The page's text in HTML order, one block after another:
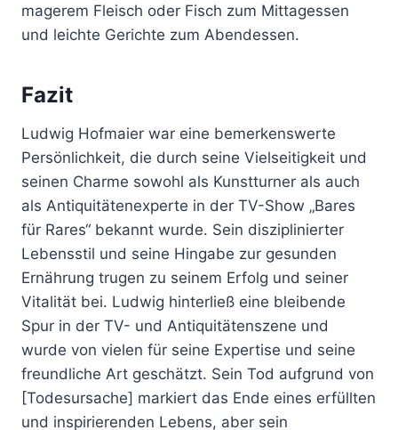
magerem Fleisch oder Fisch zum Mittagessen
und leichte Gerichte zum Abendessen.
Fazit
Ludwig Hofmaier war eine bemerkenswerte
Persönlichkeit, die durch seine Vielseitigkeit und
seinen Charme sowohl als Kunstturner als auch
als Antiquitätenexperte in der TV-Show „Bares
für Rares“ bekannt wurde. Sein disziplinierter
Lebensstil und seine Hingabe zur gesunden
Ernährung trugen zu seinem Erfolg und seiner
Vitalität bei. Ludwig hinterließ eine bleibende
Spur in der TV- und Antiquitätenszene und
wurde von vielen für seine Expertise und seine
freundliche Art geschätzt. Sein Tod aufgrund von
[Todesursache] markiert das Ende eines erfüllten
und inspirierenden Lebens, aber sein